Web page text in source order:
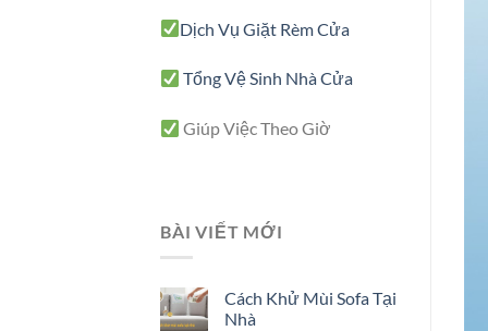
Dịch Vụ Giặt Rèm Cửa
Tổng Vệ Sinh Nhà Cửa
Giúp Việc Theo Giờ
BÀI VIẾT MỚI
Cách Khử Mùi Sofa Tại
Nhà